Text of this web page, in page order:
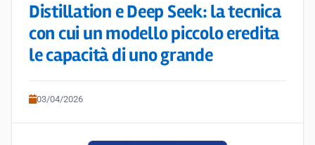
Distillation e Deep Seek: la tecnica
con cui un modello piccolo eredita
le capacità di uno grande
03/04/2026